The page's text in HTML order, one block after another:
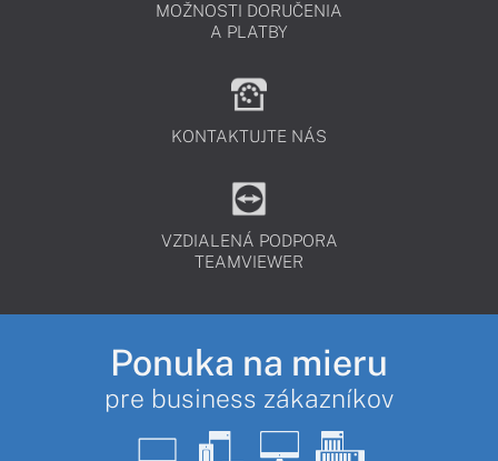
MOŽNOSTI DORUČENIA
A PLATBY
KONTAKTUJTE NÁS
VZDIALENÁ PODPORA
TEAMVIEWER
Ponuka na mieru
pre business zákazníkov